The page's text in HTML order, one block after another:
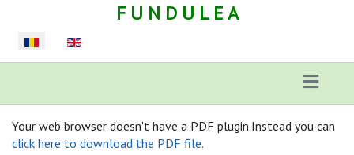
F U N D U L E A
Selectați limba dvs
Your web browser doesn't have a PDF plugin.Instead you can
click here to download the PDF file.